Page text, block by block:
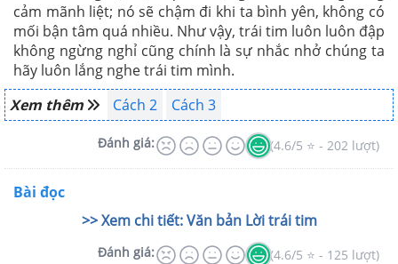
cảm mãnh liệt; nó sẽ chậm đi khi ta bình yên, không có
mối bận tâm quá nhiều. Như vậy, trái tim luôn luôn đập
không ngừng nghỉ cũng chính là sự nhắc nhở chúng ta
hãy luôn lắng nghe trái tim mình.
Xem thêm
Cách 2 Cách 3
Đánh giá: (4.6/5 ⭐ - 202 lượt)
Bài đọc
>> Xem chi tiết: Văn bản Lời trái tim
Đánh giá: (4.6/5 ⭐ - 125 lượt)